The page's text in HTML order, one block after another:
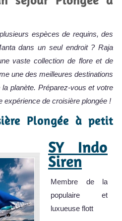
espèces de requins, des
dans un seul endroit ? Raja
vaste collection de flore et de
une des meilleures destinations
planète. Préparez-vous et votre
expérience de croisière plongée !
Plongée à petit
SY Indo
Siren
Membre de la
populaire et
luxueuse flott